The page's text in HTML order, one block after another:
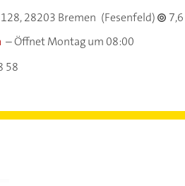
28203 Bremen (Fesenfeld)
–Öffnet Montag um 08:00
58